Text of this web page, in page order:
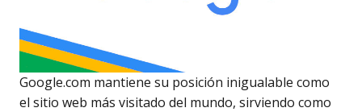
Google.com mantiene su posición inigualable como
el sitio web más visitado del mundo, sirviendo como